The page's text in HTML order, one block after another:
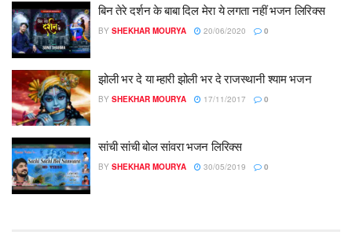
बिन तेरे दर्शन के बाबा दिल मेरा ये लगता नहीं भजन लिरिक्स
BY SHEKHAR MOURYA 20/06/2020 0
झोली भर दे या म्हारी झोली भर दे राजस्थानी श्याम भजन
BY SHEKHAR MOURYA 17/11/2017 0
सांची सांची बोल सांवरा भजन लिरिक्स
BY SHEKHAR MOURYA 30/05/2019 0